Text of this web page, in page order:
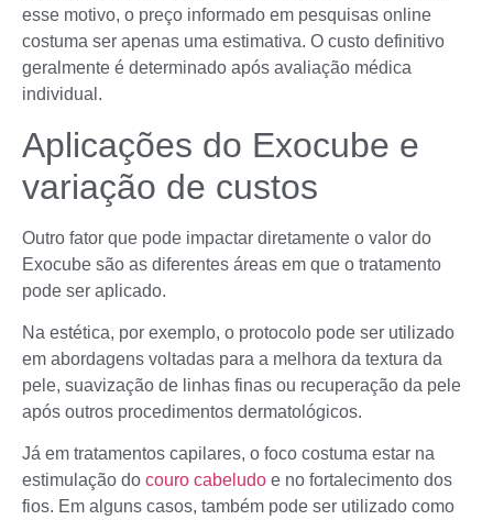
esse motivo, o preço informado em pesquisas online
costuma ser apenas uma estimativa. O custo definitivo
geralmente é determinado após avaliação médica
individual.
Aplicações do Exocube e
variação de custos
Outro fator que pode impactar diretamente o valor do
Exocube são as diferentes áreas em que o tratamento
pode ser aplicado.
Na estética, por exemplo, o protocolo pode ser utilizado
em abordagens voltadas para a melhora da textura da
pele, suavização de linhas finas ou recuperação da pele
após outros procedimentos dermatológicos.
Já em tratamentos capilares, o foco costuma estar na
estimulação do couro cabeludo e no fortalecimento dos
fios. Em alguns casos, também pode ser utilizado como